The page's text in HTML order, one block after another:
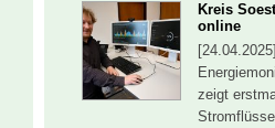
Kreis
online
zeigt